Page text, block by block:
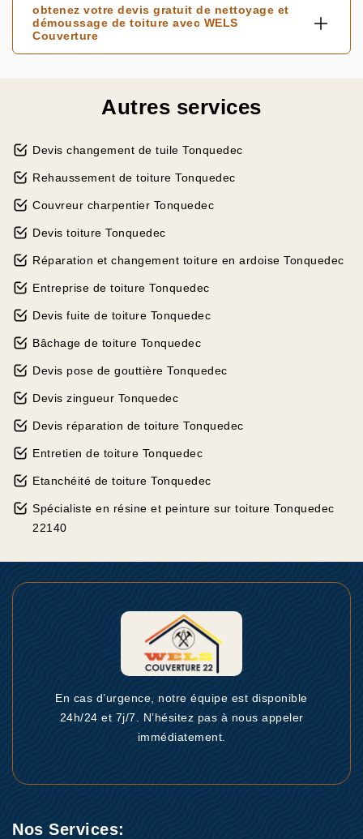
obtenez votre devis gratuit de nettoyage et
démoussage de toiture avec WELS
Couverture
Autres services
Devis changement de tuile Tonquedec
Rehaussement de toiture Tonquedec
Couvreur charpentier Tonquedec
Devis toiture Tonquedec
Réparation et changement toiture en ardoise Tonquedec
Entreprise de toiture Tonquedec
Devis fuite de toiture Tonquedec
Bâchage de toiture Tonquedec
Devis pose de gouttière Tonquedec
Devis zingueur Tonquedec
Devis réparation de toiture Tonquedec
Entretien de toiture Tonquedec
Etanchéité de toiture Tonquedec
Spécialiste en résine et peinture sur toiture Tonquedec
22140
En cas d’urgence, notre équipe est disponible
24h/24 et 7j/7. N’hésitez pas à nous appeler
immédiatement.
Nos Services: